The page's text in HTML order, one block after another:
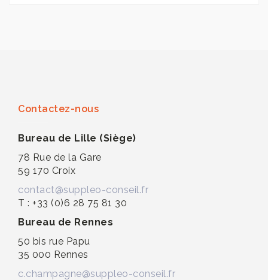
Contactez-nous
Bureau de Lille (Siège)
78 Rue de la Gare
59 170 Croix
contact@suppleo-conseil.fr
T : +33 (0)6 28 75 81 30
Bureau de Rennes
50 bis rue Papu
35 000 Rennes
c.champagne@suppleo-conseil.fr